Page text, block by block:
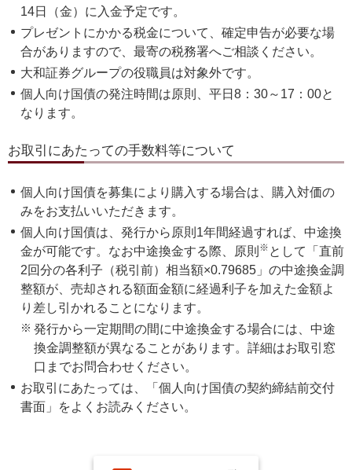
14日（金）に入金予定です。
プレゼントにかかる税金について、確定申告が必要な場
合がありますので、最寄の税務署へご相談ください。
大和証券グループの役職員は対象外です。
個人向け国債の発注時間は原則、平日8：30～17：00と
なります。
お取引にあたっての手数料等について
個人向け国債を募集により購入する場合は、購入対価の
みをお支払いいただきます。
個人向け国債は、発行から原則1年間経過すれば、中途換
金が可能です。なお中途換金する際、原則 ※ として「直前
2回分の各利子（税引前）相当額×0.79685」の中途換金調
整額が、売却される額面金額に経過利子を加えた金額よ
り差し引かれることになります。
※ 発行から一定期間の間に中途換金する場合には、中途
換金調整額が異なることがあります。詳細はお取引窓
口までお問合わせください。
お取引にあたっては、「個人向け国債の契約締結前交付
書面」をよくお読みください。